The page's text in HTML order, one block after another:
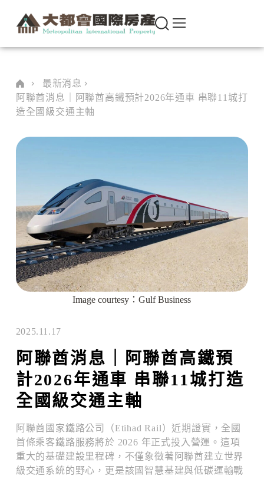
最新消息
阿聯酋消息｜阿聯酋高鐵預計2026年通車 串聯11城打
造全國級交通主軸
Image courtesy：Gulf Business
2025.11.17
阿聯酋消息｜阿聯酋高鐵預
計2026年通車 串聯11城打造
全國級交通主軸
阿聯酋國家鐵路公司（Etihad Rail）近期證實，全國
首條乘客鐵路服務將於 2026 年正式投入營運。這項
重大的基礎建設里程碑，不僅象徵著阿聯酋建立世界
級交通系統的野心，更是該國智慧基建與低碳運輸戰